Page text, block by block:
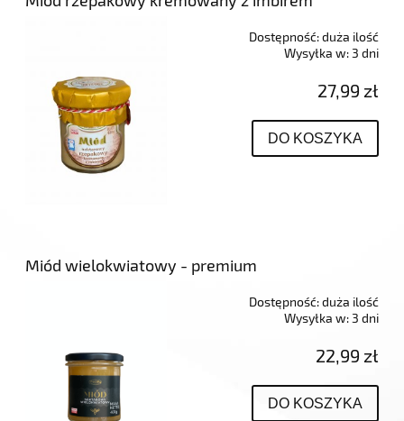
Dostępność:duża ilość
Wysyłka w: 3 dni
27,99 zł
DO KOSZYKA
Miód wielokwiatowy - premium
Dostępność:duża ilość
Wysyłka w: 3 dni
22,99 zł
DO KOSZYKA